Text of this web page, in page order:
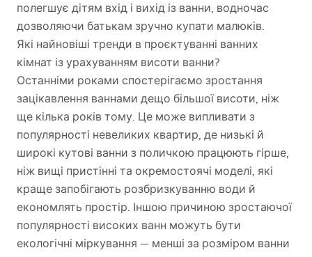
полегшує дітям вхід і вихід із ванни, водночас
дозволяючи батькам зручно купати малюків.
Які найновіші тренди в проєктуванні ванних
кімнат із урахуванням висоти ванни?
Останніми роками спостерігаємо зростання
зацікавлення ваннами дещо більшої висоти, ніж
ще кілька років тому. Це може випливати з
популярності невеликих квартир, де низькі й
широкі кутові ванни з поличкою працюють гірше,
ніж вищі пристінні та окремостоячі моделі, які
краще запобігають розбризкуванню води й
економлять простір. Іншою причиною зростаючої
популярності високих ванн можуть бути
екологічні міркування — менші за розміром ванни